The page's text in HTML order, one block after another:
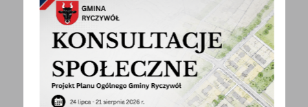
POWRÓT UDOSTĘPNIJ